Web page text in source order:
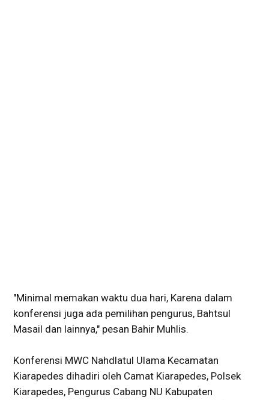
"Minimal memakan waktu dua hari, Karena dalam
konferensi juga ada pemilihan pengurus, Bahtsul
Masail dan lainnya," pesan Bahir Muhlis.
Konferensi MWC Nahdlatul Ulama Kecamatan
Kiarapedes dihadiri oleh Camat Kiarapedes, Polsek
Kiarapedes, Pengurus Cabang NU Kabupaten